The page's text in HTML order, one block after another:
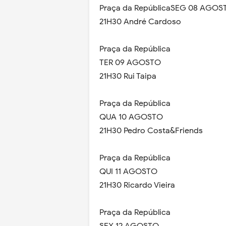
Praça da RepúblicaSEG 08
21H30 André Cardoso
Praça da República
TER 09 AGOSTO
21H30 Rui Taipa
Praça da República
QUA 10 AGOSTO
21H30 Pedro Costa&Friends
Praça da República
QUI 11 AGOSTO
21H30 Ricardo Vieira
Praça da República